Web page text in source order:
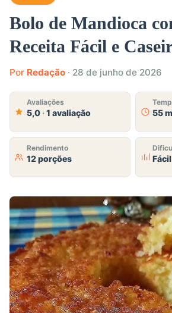
Bolo de Mandioca
Receita Fácil e
Por Redação · 28 de junho de 2026
Avaliações
5,0 ·1 avaliação 55
Rendimento
12 porções Fácil